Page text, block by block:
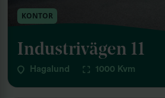
KONTOR
Industrivägen 11
Hagalund 1000 Kvm